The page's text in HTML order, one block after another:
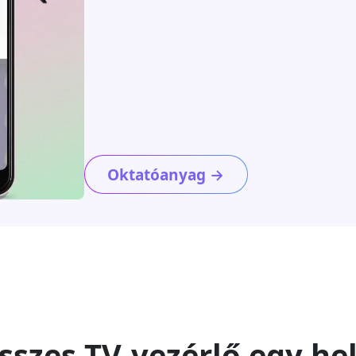
Oktatóanyag →